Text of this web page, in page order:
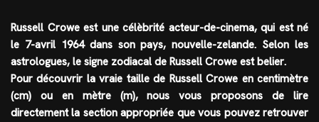
Russell Crowe est une célèbrité acteur-de-cinema, qui est né
le 7-avril 1964dans son pays,nouvelle-zelande. Selon les
astrologues, le signe zodiacal de Russell Crowe estbelier.
Pour découvrir la vraie taille de Russell Crowe en centimètre
(cm) ou en mètre (m), nous vous proposons de lire
directement la section appropriée que vous pouvez retrouver